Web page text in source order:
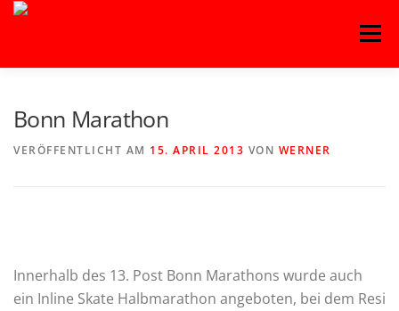
Zum
Menü
TURNEN VOLLEYBALL
Bonn Marathon
VERÖFFENTLICHT AM 15. APRIL 2013 VON WERNER
Innerhalb des 13. Post Bonn Marathons wurde auch
ein Inline Skate Halbmarathon angeboten, bei dem Resi